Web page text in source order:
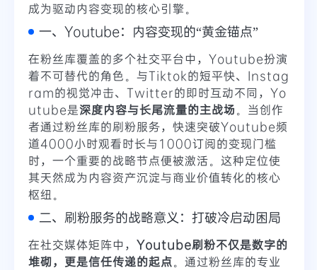
成为驱动内容变现的核心引擎。
一、Youtube：内容变现的“黄金锚点”
在粉丝库覆盖的多个社交平台中，Youtube扮演
着不可替代的角色。与Tiktok的短平快、Instag
ram的视觉冲击、Twitter的即时互动不同，Yo
utube是深度内容与长尾流量的主战场 。当创作
者通过粉丝库的刷粉服务，快速突破Youtube频
道4000小时观看时长与1000订阅的变现门槛
时，一个重要的战略节点便被激活。这种定位使
其天然成为内容资产沉淀与商业价值转化的核心
枢纽。
二、刷粉服务的战略意义：打破冷启动困局
在社交媒体矩阵中， Youtube刷粉不仅是数字的
堆砌，更是信任传递的起点。通过粉丝库的专业